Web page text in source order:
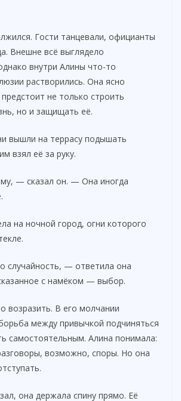
Гости танцевали, официанты
Внешне всё выглядело
внутри Алины что-то
растворились. Она ясно
не только строить
но и защищать её.
вышли на террасу подышать
взял её за руку.
— сказал он. — Она иногда
на ночной город, огни которого
— ответила она
с намёком — выбор.
возразить. В его молчании
между привычкой подчиняться
самостоятельным. Алина понимала:
возможно, споры. Но она
она держала спину прямо. Её